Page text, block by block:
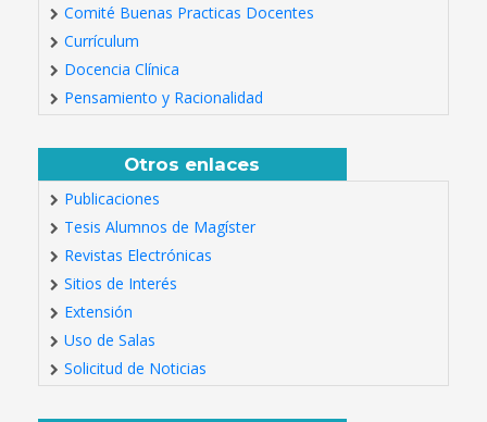
Comité Buenas Practicas Docentes
Currículum
Docencia Clínica
Pensamiento y Racionalidad
Otros enlaces
Publicaciones
Tesis Alumnos de Magíster
Revistas Electrónicas
Sitios de Interés
Extensión
Uso de Salas
Solicitud de Noticias